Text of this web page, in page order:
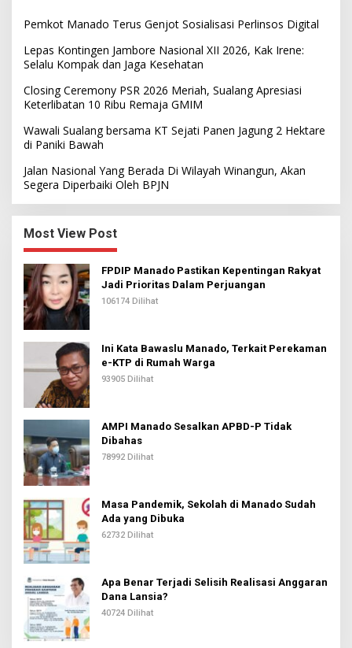
Pemkot Manado Terus Genjot Sosialisasi Perlinsos Digital
Lepas Kontingen Jambore Nasional XII 2026, Kak Irene:
Selalu Kompak dan Jaga Kesehatan
Closing Ceremony PSR 2026 Meriah, Sualang Apresiasi
Keterlibatan 10 Ribu Remaja GMIM
Wawali Sualang bersama KT Sejati Panen Jagung 2 Hektare
di Paniki Bawah
Jalan Nasional Yang Berada Di Wilayah Winangun, Akan
Segera Diperbaiki Oleh BPJN
Most View Post
FPDIP Manado Pastikan Kepentingan Rakyat
Jadi Prioritas Dalam Perjuangan
106174 Dilihat
Ini Kata Bawaslu Manado, Terkait Perekaman
e-KTP di Rumah Warga
93905 Dilihat
AMPI Manado Sesalkan APBD-P Tidak
Dibahas
78992 Dilihat
Masa Pandemik, Sekolah di Manado Sudah
Ada yang Dibuka
62732 Dilihat
Apa Benar Terjadi Selisih Realisasi Anggaran
Dana Lansia?
40724 Dilihat